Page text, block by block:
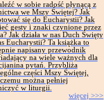
w sobie radość płynącą z
we Mszy Świętej? Jak
się do Eucharystii? Jak
gesty i znaki czynione przez
Jak działa w nas Duch Święty
Eucharystii? Ta książka to
napisany przewodnik
na wiele ważnych dla
pytań. Przybliża
części Mszy Świętej,
można pełniej
w liturgii.
więcej >>>